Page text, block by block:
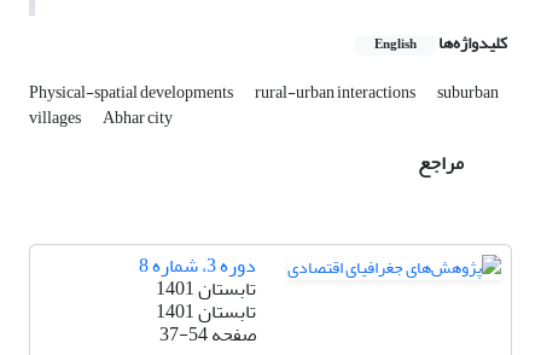
کلیدواژه‌ها English
Physical-spatial developments rural-urban interactions suburban
villages Abhar city
مراجع
دوره 3، شماره 8
تابستان 1401
تابستان 1401
صفحه37-54